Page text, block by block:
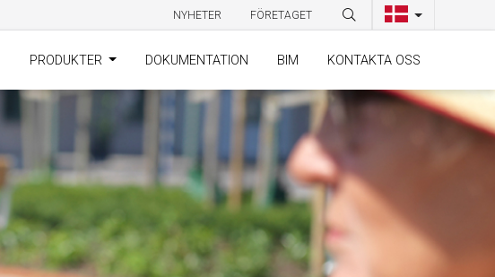
NYHETER FÖRETAGET
PRODUKTER DOKUMENTATION BIM KONTAKTA OSS